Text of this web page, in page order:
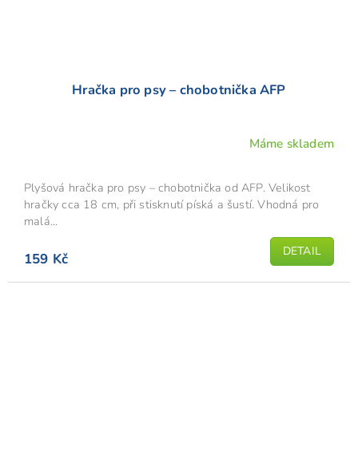
Hračka pro psy – chobotnička AFP
Máme skladem
159 Kč DETAIL
Plyšová hračka pro psy – chobotnička od AFP. Velikost
hračky cca 18 cm, při stisknutí píská a šustí. Vhodná pro
malá...